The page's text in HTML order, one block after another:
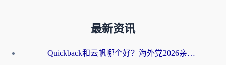
最新资讯
Quickback和云帆哪个好？海外党2026亲测指南：选对加速器大陆工具，无缝刷国内剧玩国服